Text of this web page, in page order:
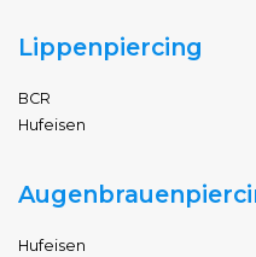
Lippenpiercing
BCR
Hufeisen
Hufeisen